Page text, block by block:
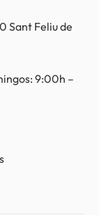
Sant Feliu de
9:00h –